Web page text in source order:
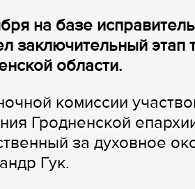
на базе
заключительный этап
области.
комиссии
Гродненской
за духовное
Гук.